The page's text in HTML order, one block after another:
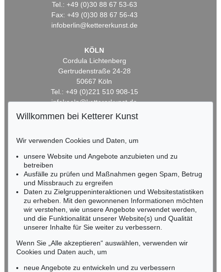
Tel.: +49 (0)30 88 67 53-63
Fax: +49 (0)30 88 67 56-43
infoberlin@kettererkunst.de
KÖLN
Cordula Lichtenberg
Gertrudenstraße 24-28
50667 Köln
Tel.: +49 (0)221 510 908-15
infokoeln@kettererkunst.de
HESSEN
Miriam Heß
Tel.: +49 (0)62 21 58 80-038
Fax: +49 (0)62 21 58 80-595
infoheidelberg@kettererkunst.de
NORDDEUTSCHLAND
Nico Kassel, M.A.
Mobil: +49 (0)171 8618661
n.kassel@kettererkunst.de
Willkommen bei Ketterer Kunst
Wir verwenden Cookies und Daten, um
unsere Website und Angebote anzubieten und zu
betreiben
Ausfälle zu prüfen und Maßnahmen gegen Spam, Betrug
und Missbrauch zu ergreifen
Daten zu Zielgruppeninteraktionen und Websitestatistiken
zu erheben. Mit den gewonnenen Informationen möchten
wir verstehen, wie unsere Angebote verwendet werden,
und die Funktionalität unserer Website(s) und Qualität
unserer Inhalte für Sie weiter zu verbessern.
Wenn Sie „Alle akzeptieren“ auswählen, verwenden wir
Cookies und Daten auch, um
neue Angebote zu entwickeln und zu verbessern